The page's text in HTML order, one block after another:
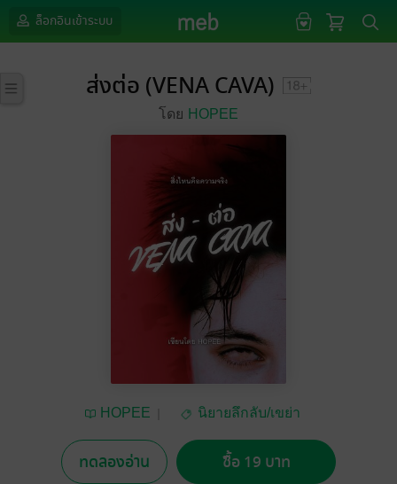
ล็อกอินเข้าระบบ
ส่งต่อ (VENA CAVA)
โดย HOPEE
HOPEE
นิยายลึกลับ/เขย่า
ทดลองอ่าน ซื้อ 19 บาท